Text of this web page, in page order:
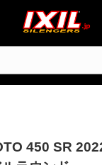
450 SR